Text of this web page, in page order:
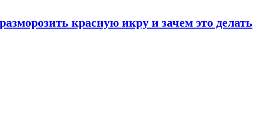
красную икру и зачем это делать